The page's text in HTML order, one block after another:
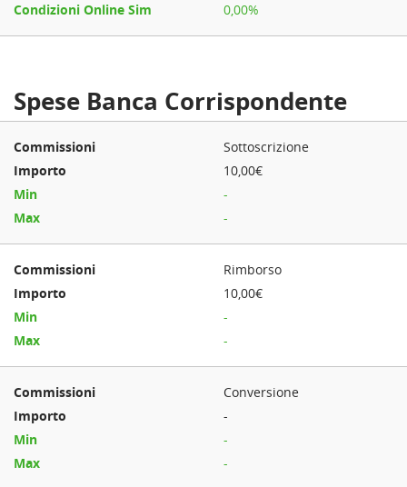
0,00%
Spese Banca Corrispondente
Sottoscrizione
10,00€
-
-
Rimborso
10,00€
-
-
Conversione
-
-
-